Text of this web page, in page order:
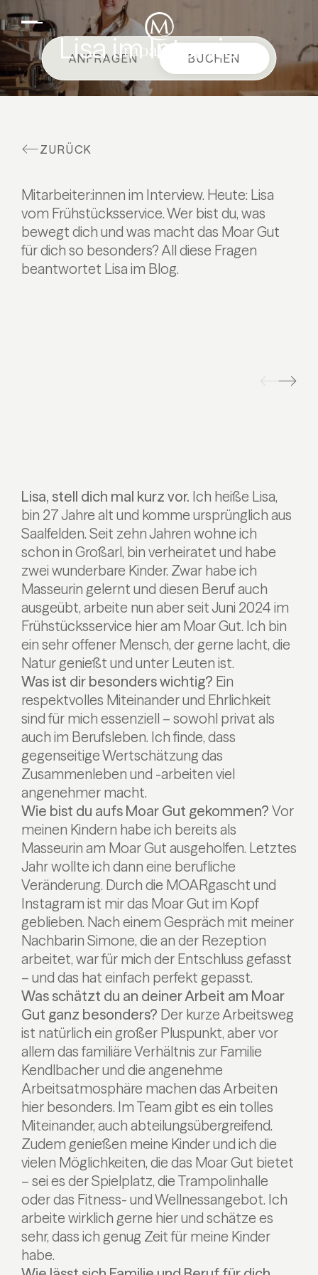
Suiten & Angebote
Familienurlaub
Moar Gut
Bauernhof
Aktiv
Lisa im Interview
ANFRAGEN BUCHEN
ZURÜCK
Mitarbeiter:innen im Interview. Heute: Lisa
vom Frühstücksservice. Wer bist du, was
bewegt dich und was macht das Moar Gut
für dich so besonders? All diese Fragen
beantwortet Lisa im Blog.
Lisa, stell dich mal kurz vor. Ich heiße Lisa,
bin 27 Jahre alt und komme ursprünglich aus
Saalfelden. Seit zehn Jahren wohne ich
schon in Großarl, bin verheiratet und habe
zwei wunderbare Kinder. Zwar habe ich
Masseurin gelernt und diesen Beruf auch
ausgeübt, arbeite nun aber seit Juni 2024 im
Frühstücksservice hier am Moar Gut. Ich bin
ein sehr offener Mensch, der gerne lacht, die
Natur genießt und unter Leuten ist.
Was ist dir besonders wichtig? Ein
respektvolles Miteinander und Ehrlichkeit
sind für mich essenziell – sowohl privat als
auch im Berufsleben. Ich finde, dass
gegenseitige Wertschätzung das
Zusammenleben und -arbeiten viel
angenehmer macht.
Wie bist du aufs Moar Gut gekommen? Vor
meinen Kindern habe ich bereits als
Masseurin am Moar Gut ausgeholfen. Letztes
Jahr wollte ich dann eine berufliche
Veränderung. Durch die MOARgascht und
Instagram ist mir das Moar Gut im Kopf
geblieben. Nach einem Gespräch mit meiner
Nachbarin Simone, die an der Rezeption
arbeitet, war für mich der Entschluss gefasst
– und das hat einfach perfekt gepasst.
Was schätzt du an deiner Arbeit am Moar
Gut ganz besonders? Der kurze Arbeitsweg
ist natürlich ein großer Pluspunkt, aber vor
allem das familiäre Verhältnis zur Familie
Kendlbacher und die angenehme
Arbeitsatmosphäre machen das Arbeiten
hier besonders. Im Team gibt es ein tolles
Miteinander, auch abteilungsübergreifend.
Zudem genießen meine Kinder und ich die
vielen Möglichkeiten, die das Moar Gut bietet
– sei es der Spielplatz, die Trampolinhalle
oder das Fitness- und Wellnessangebot. Ich
arbeite wirklich gerne hier und schätze es
sehr, dass ich genug Zeit für meine Kinder
habe.